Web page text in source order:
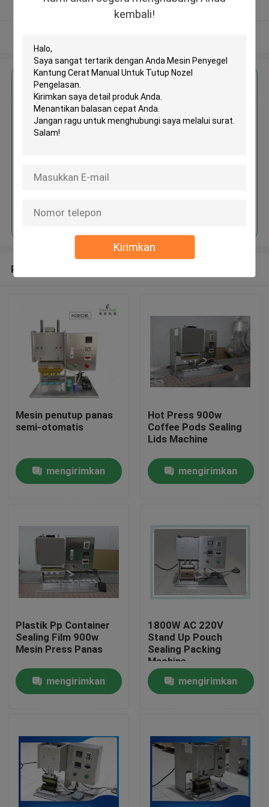
kembali!
Kirimkan
Rumah
Video
Tentang kami
Kontrol Kualitas
Berita
Cap Ujung Plastik
Tutup Botol Plastik
Diverifikasi pemasok
Dapatkan Harga Terbaik untuk
Mesin Penyegel Kantung Cerat
Rekomendasi Produk
Mesin penutup panas
semi-otomatis
mengirimkan
Hot Press 900w
Coffee Pods Sealing
Lids Machine
mengirimkan
Plastik Pp Container
Sealing Film 900w
Mesin Press Panas
mengirimkan
1800W AC 220V
Stand Up Pouch
Sealing Packing
Machine
mengirimkan